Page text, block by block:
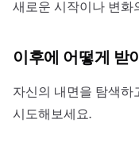
새로운 시작이나 변화
이후에 어떻게 받
자신의 내면을 탐색하
시도해보세요.